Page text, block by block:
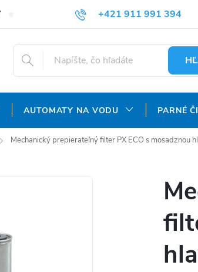
+421 911 991 394
REKLAMAČNÝ PORIADOK OCHRANA
AUTOMATY NA VODU PARNÉ
Mechanický prepierateľný filter PX ECO s mosadznou